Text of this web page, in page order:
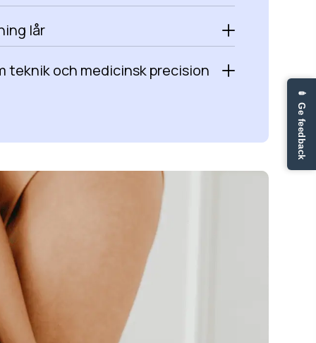
lår
teknik och medicinsk precision
✏ Ge feedback